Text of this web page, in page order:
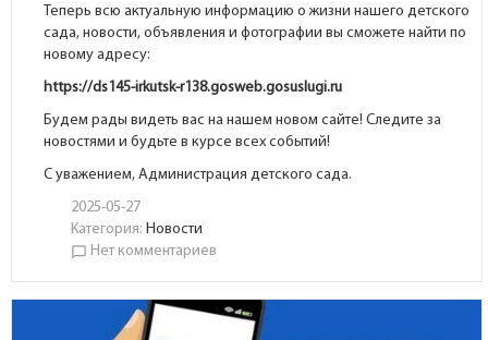
Теперь всю актуальную информацию о жизни нашего детского
сада, новости, объявления и фотографии вы сможете найти по
новому адресу:
https://ds145-irkutsk-r138.gosweb.gosuslugi.ru
Будем рады видеть вас на нашем новом сайте! Следите за
новостями и будьте в курсе всех событий!
С уважением, Администрация детского сада.
2025-05-27
Категория:Новости
chat_bubble_outline Нет комментариев